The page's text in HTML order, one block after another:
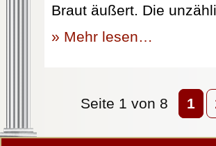
Braut äußert. Die
» Mehr lesen…
Seite 1 von 8 1